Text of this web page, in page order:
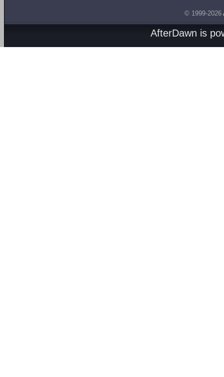
© 1999-2026
AfterDawn is